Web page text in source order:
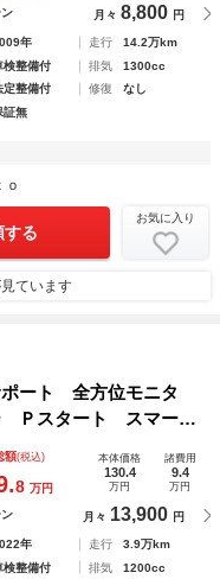
月々 8,800 円
年 走行
14.2万km
検整備付 排気
1300cc
定整備付 修復
なし
証無
ｏ
する
お気に入り
ています
ート 全方位モニタ
スタート スマート
チＡＷ ステリモ 横
ィミラ
額(税込)
8 万円
本体価格
130.4
万円
諸費用
9.4
万円
月々 13,900 円
年 走行
3.9万km
検整備付 排気
1200cc